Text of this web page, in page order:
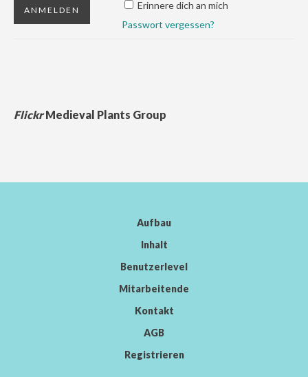
Erinnere dich an mich
Passwort vergessen?
FlickrMedieval Plants Group
Aufbau
Inhalt
Benutzerlevel
Mitarbeitende
Kontakt
AGB
Registrieren